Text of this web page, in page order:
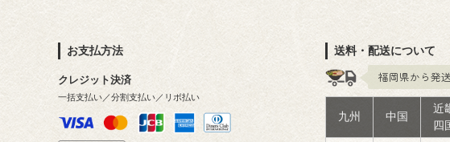
お支払方法
クレジット決済
一括支払い／分割支払い／リボ払い
送料・配送について
福岡県から発
九州 中国
近
四